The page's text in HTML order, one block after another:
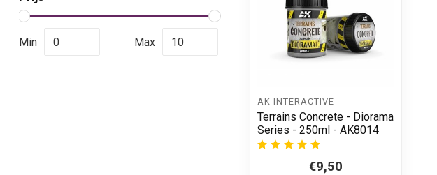
Min Max
AK INTERACTIVE
Terrains Concrete - Diorama
Series - 250ml - AK8014
€9,50